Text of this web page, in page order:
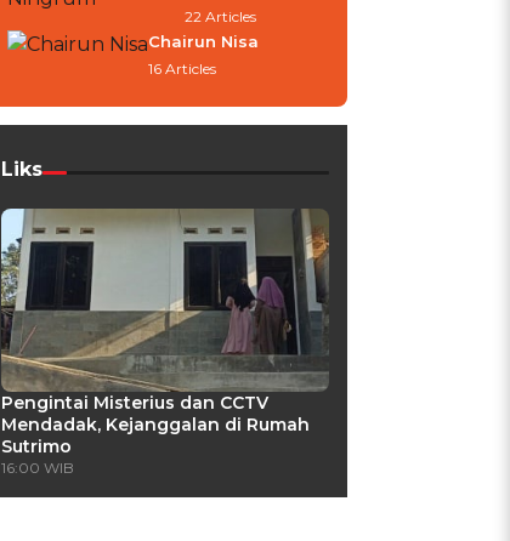
22 Articles
Chairun Nisa
16 Articles
Liks
Pengintai Misterius dan CCTV
Mendadak, Kejanggalan di Rumah
Sutrimo
16:00 WIB